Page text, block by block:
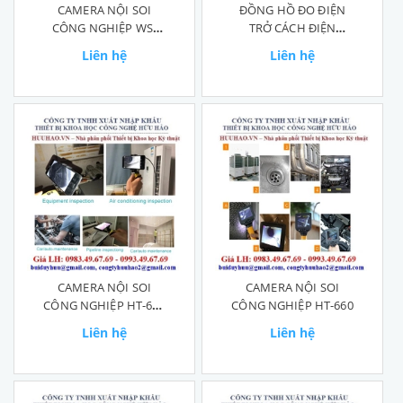
CAMERA NỘI SOI
CÔNG NGHIỆP WS-
Liên hệ
ĐỒNG HỒ ĐO ĐIỆN
TRỞ CÁCH ĐIỆN
Liên hệ
CAMERA NỘI SOI
CÔNG NGHIỆP HT-669
Liên hệ
CAMERA NỘI SOI
CÔNG NGHIỆP HT-660
Liên hệ